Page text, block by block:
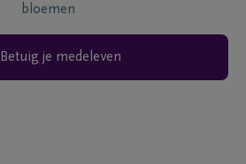
bloemen
Betuig je medeleven